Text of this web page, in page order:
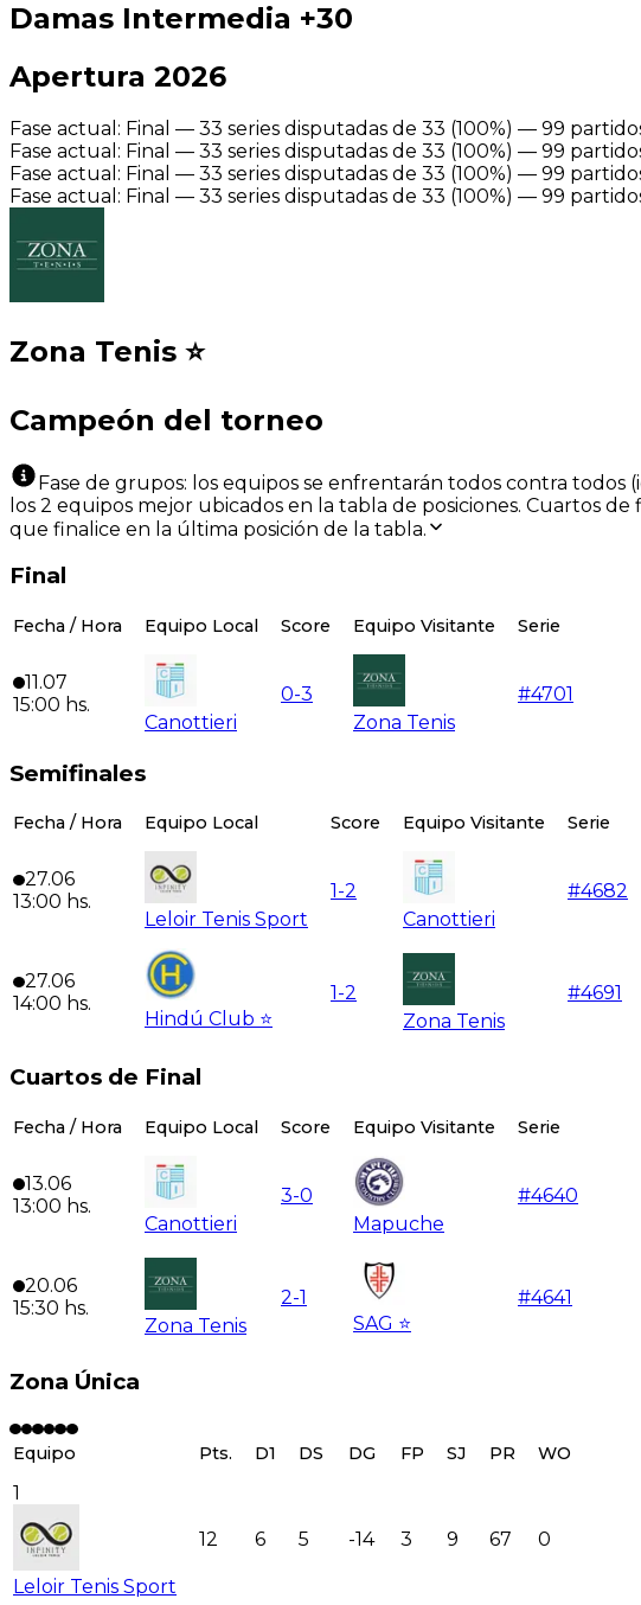
Damas Intermedia +30
Apertura 2026
Fase actual: Final — 33 series disputadas de 33 (100%) — 99
Fase actual: Final — 33 series disputadas de 33 (100%) — 99
Fase actual: Final — 33 series disputadas de 33 (100%) — 99
Fase actual: Final — 33 series disputadas de 33 (100%) — 99
Zona Tenis ⭐
Campeón del torneo
Fase de grupos: los equipos se enfrentarán todos contra todos
los 2 equipos mejor ubicados en la tabla de posiciones. Cuartos
que finalice en la última posición de la tabla.
Final
Fecha / Hora Equipo Local Score Equipo Visitante Serie
11.07
15:00 hs.
Canottieri
0-3
Zona Tenis
#4701
Semifinales
Fecha / Hora Equipo Local Score Equipo Visitante Serie
27.06
13:00 hs.
Leloir Tenis Sport
1 -2
Canottieri
#4682
27.06
14:00 hs.
Hindú Club ⭐️
1 -2
Zona Tenis
#4691
Cuartos de Final
Fecha / Hora Equipo Local Score Equipo Visitante Serie
13.06
13:00 hs.
Canottieri
3-0
Mapuche
#4640
20.06
15:30 hs.
Zona Tenis
2-1
SAG ⭐️
#4641
Zona Única
Equipo Pts. D1 DS DG FP SJ PR WO
1
Leloir Tenis Sport
12 6 5 -14 3 9 67 0